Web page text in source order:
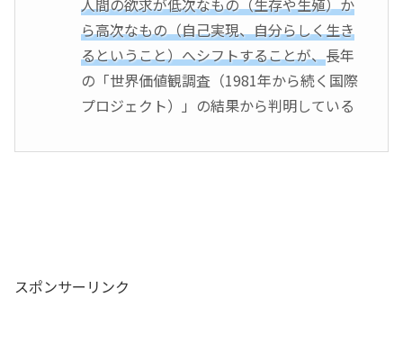
人間の欲求が低次なもの（生存や生殖）か
ら高次なもの（自己実現、自分らしく生き
るということ）へシフトすることが、長年
の「世界価値観調査（1981年から続く国際
プロジェクト）」の結果から判明している
スポンサーリンク